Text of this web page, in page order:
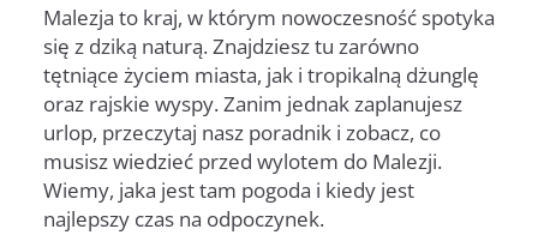
Malezja to kraj, w którym nowoczesność spotyka
się z dziką naturą. Znajdziesz tu zarówno
tętniące życiem miasta, jak i tropikalną dżunglę
oraz rajskie wyspy. Zanim jednak zaplanujesz
urlop, przeczytaj nasz poradnik i zobacz, co
musisz wiedzieć przed wylotem do Malezji.
Wiemy, jaka jest tam pogoda i kiedy jest
najlepszy czas na odpoczynek.